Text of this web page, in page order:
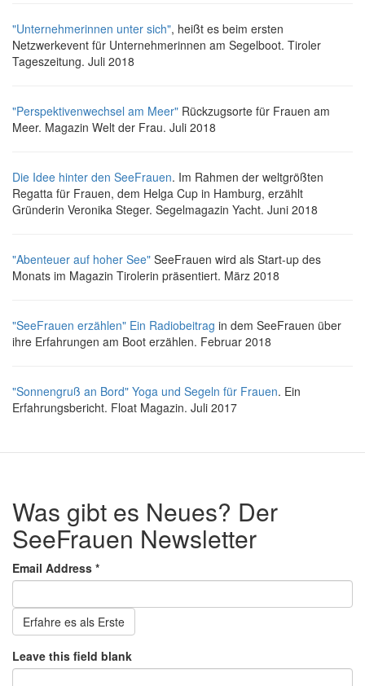
"Unternehmerinnen unter sich", heißt es beim ersten
Netzwerkevent für Unternehmerinnen am Segelboot. Tiroler
Tageszeitung. Juli 2018
"Perspektivenwechsel am Meer" Rückzugsorte für Frauen am
Meer. Magazin Welt der Frau. Juli 2018
Die Idee hinter den SeeFrauen. Im Rahmen der weltgrößten
Regatta für Frauen, dem Helga Cup in Hamburg, erzählt
Gründerin Veronika Steger. Segelmagazin Yacht. Juni 2018
"Abenteuer auf hoher See" SeeFrauen wird als Start-up des
Monats im Magazin Tirolerin präsentiert. März 2018
"SeeFrauen erzählen" Ein Radiobeitrag in dem SeeFrauen über
ihre Erfahrungen am Boot erzählen. Februar 2018
"Sonnengruß an Bord" Yoga und Segeln für Frauen. Ein
Erfahrungsbericht. Float Magazin. Juli 2017
Was gibt es Neues? Der
SeeFrauen Newsletter
Email Address *
Erfahre es als Erste
Leave this field blank